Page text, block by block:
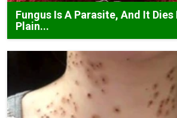
Fungus Is A Parasite, And It
Plain...